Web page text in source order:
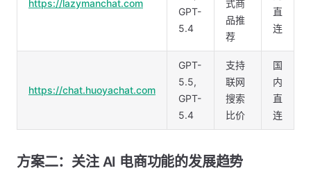
https://lazymanchat.com
GPT-
5.4
式商
品推
荐
直
连
https://chat.huoyachat.com
GPT-
5.5,
GPT-
5.4
支持
联网
搜索
比价
国
内
直
连
方案二：关注 AI 电商功能的发展趋势